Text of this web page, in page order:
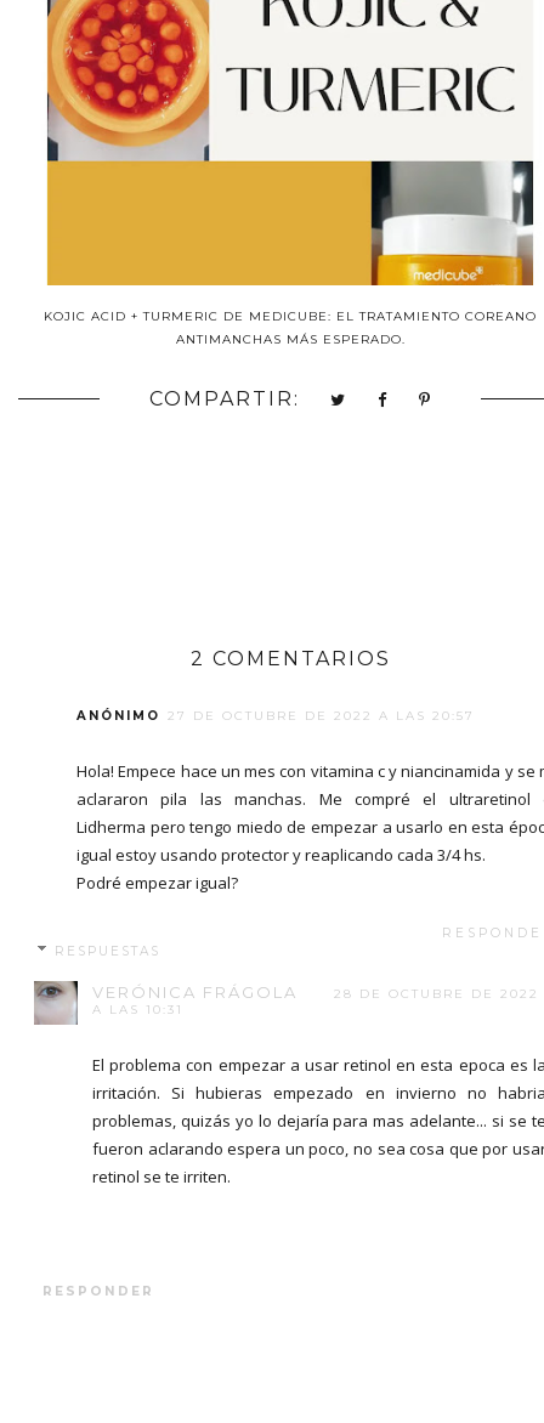
KOJIC ACID + TURMERIC DE MEDICUBE: EL TRATAMIENTO COREANO
ANTIMANCHAS MÁS ESPERADO.
COMPARTIR:
2 COMENTARIOS
ANÓNIMO 27 DE OCTUBRE DE 2022 A LAS 20:57
Hola! Empece hace un mes con vitamina c y niancinamida y se
aclararon pila las manchas. Me compré el ultraretinol
Lidherma pero tengo miedo de empezar a usarlo en esta
igual estoy usando protector y reaplicando cada 3/4 hs.
Podré empezar igual?
RESPUESTAS
VERÓNICA FRÁGOLA
28 DE OCTUBRE DE 2022
A LAS 10:31
El problema con empezar a usar retinol en esta epoca es
irritación. Si hubieras empezado en invierno no
problemas, quizás yo lo dejaría para mas adelante... si se
fueron aclarando espera un poco, no sea cosa que por
retinol se te irriten.
RESPONDER